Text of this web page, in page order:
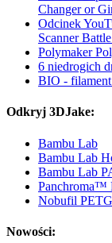
Changer or
Odcinek
Scanner
Polymaker
6 niedrogich
BIO -
Odkryj 3DJake:
Bambu Lab
Bambu Lab
Bambu Lab
Panchroma™
Nobufil
Nowości: